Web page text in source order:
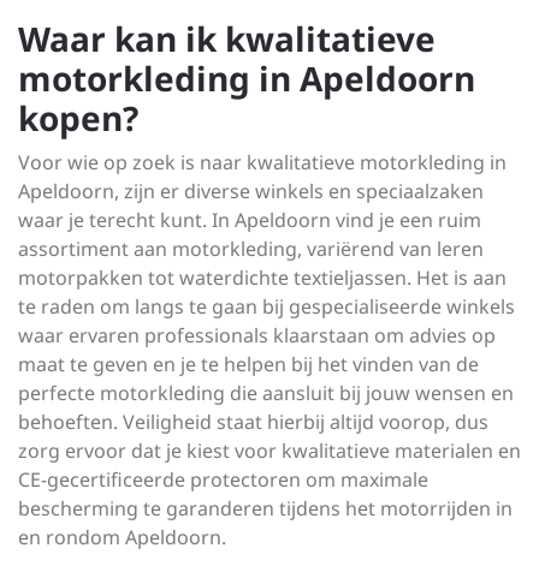
Waar kan ik kwalitatieve
motorkleding in Apeldoorn
kopen?
Voor wie op zoek is naar kwalitatieve motorkleding in
Apeldoorn, zijn er diverse winkels en speciaalzaken
waar je terecht kunt. In Apeldoorn vind je een ruim
assortiment aan motorkleding, variërend van leren
motorpakken tot waterdichte textieljassen. Het is aan
te raden om langs te gaan bij gespecialiseerde winkels
waar ervaren professionals klaarstaan om advies op
maat te geven en je te helpen bij het vinden van de
perfecte motorkleding die aansluit bij jouw wensen en
behoeften. Veiligheid staat hierbij altijd voorop, dus
zorg ervoor dat je kiest voor kwalitatieve materialen en
CE-gecertificeerde protectoren om maximale
bescherming te garanderen tijdens het motorrijden in
en rondom Apeldoorn.